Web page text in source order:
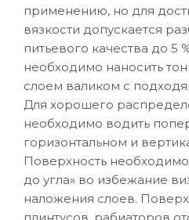
применению, но для
вязкости допускается
питьевого качества до 5
необходимо наносить
слоем валиком с
Для хорошего
необходимо водить
горизонтальном и
Поверхность необходимо
до угла» во избежание
наложения слоев.